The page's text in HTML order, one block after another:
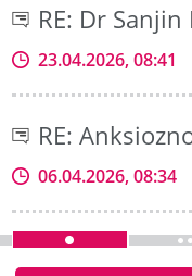
RE: Dr
23.04.2026, 08:41
RE:
06.04.2026, 08:34